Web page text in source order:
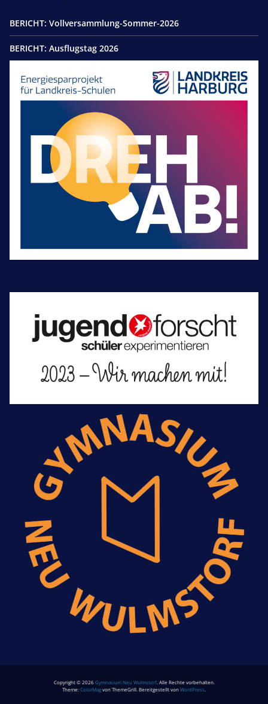
BERICHT: Vollversammlung-Sommer-2026
BERICHT: Ausflugstag 2026
Copyright © 2026Gymnasium Neu Wulmstorf. Alle Rechte vorbehalten.
Theme:ColorMagvon ThemeGrill. Bereitgestellt vonWordPress